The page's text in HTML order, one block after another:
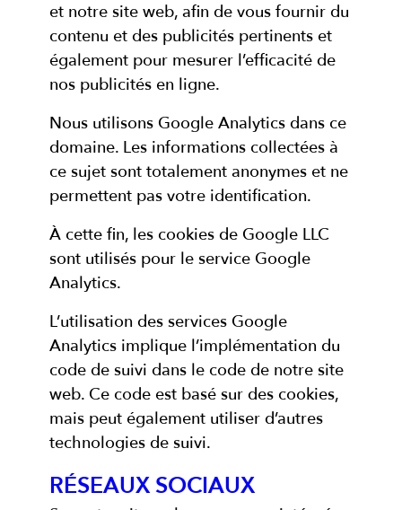
et notre site web, afin de vous fournir du
contenu et des publicités pertinents et
également pour mesurer l’efficacité de
nos publicités en ligne.
Nous utilisons Google Analytics dans ce
domaine. Les informations collectées à
ce sujet sont totalement anonymes et ne
permettent pas votre identification.
À cette fin, les cookies de Google LLC
sont utilisés pour le service Google
Analytics.
L’utilisation des services Google
Analytics implique l’implémentation du
code de suivi dans le code de notre site
web. Ce code est basé sur des cookies,
mais peut également utiliser d’autres
technologies de suivi.
RÉSEAUX SOCIAUX